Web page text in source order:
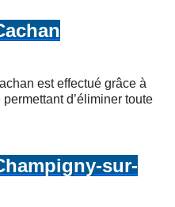
est effectué grâce à
d’éliminer toute
sur-